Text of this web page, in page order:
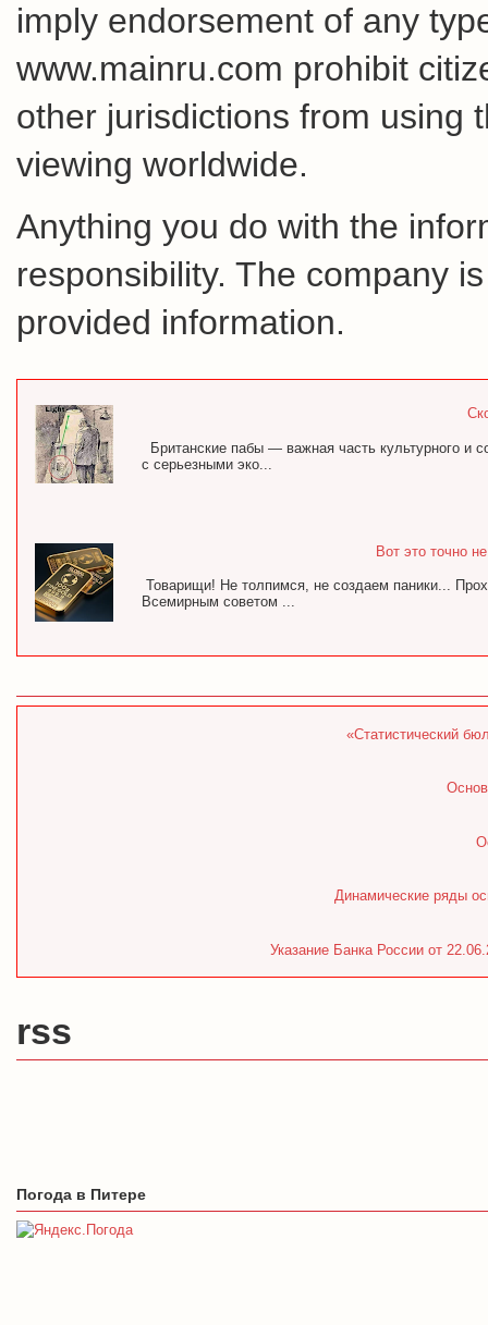
imply endorsement of any
www.mainru.com prohibit
other jurisdictions from using
viewing worldwide.
Anything you do with the
responsibility. The company
provided information.
Британские пабы — важная часть культурного и
с серьезными эко...
Вот это точно
Товарищи! Не толпимся, не создаем паники...
Всемирным советом ...
«Статистический
Динамические ряды
Указание Банка России от
rss
Погода в Питере